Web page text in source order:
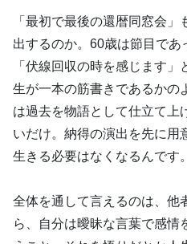
「最初で最後の還暦同窓会
出するのか。60歳は節目であ
「伏線回収の時を感じます
生が一本の筋書きであるかの
は過去を物語として仕立て上
いだけ。納得の演出を先に用
生きる必要はなくなるんです。
全体を通して言えるのは、他
ら、自分は曖昧な言葉で感情